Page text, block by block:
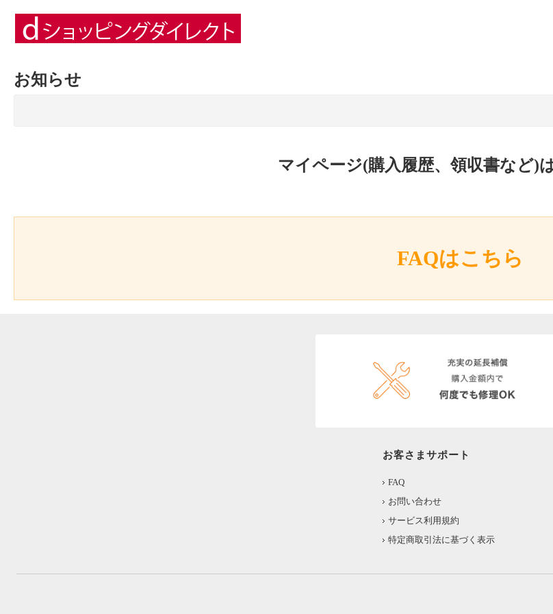
お知らせ
マイページ(購入履歴、領収書など)
FAQはこちら
お客さまサポート
FAQ
お問い合わせ
サービス利用規約
特定商取引法に基づく表示